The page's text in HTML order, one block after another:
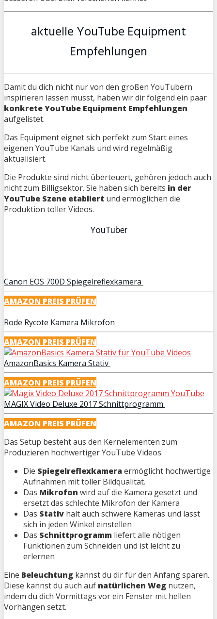
aktuelle YouTube Equipment
Empfehlungen
Damit du dich nicht nur von den großen YouTubern
inspirieren lassen musst, haben wir dir folgend ein paar
konkrete YouTube Equipment Empfehlungen
aufgelistet.
Das Equipment eignet sich perfekt zum Start eines
eigenen YouTube Kanals und wird regelmäßig
aktualisiert.
Die Produkte sind nicht überteuert, gehören jedoch auch
nicht zum Billigsektor. Sie haben sich bereits in der
YouTube Szene etabliert und ermöglichen die
Produktion toller Videos.
YouTuber
Canon EOS 700D Spiegelreflexkamera
AMAZON PREIS PRÜFEN
Rode Rycote Kamera Mikrofon
AMAZON PREIS PRÜFEN
AmazonBasics Kamera Stativ
AMAZON PREIS PRÜFEN
MAGIX Video Deluxe 2017 Schnittprogramm
AMAZON PREIS PRÜFEN
Das Setup besteht aus den Kernelementen zum
Produzieren hochwertiger YouTube Videos.
Die Spiegelreflexkamera ermöglicht hochwertige
Aufnahmen mit toller Bildqualität.
Das Mikrofon wird auf die Kamera gesetzt und
ersetzt das schlechte Mikrofon der Kamera
Das Stativ hält auch schwere Kameras und lässt
sich in jeden Winkel einstellen
Das Schnittprogramm liefert alle nötigen
Funktionen zum Schneiden und ist leicht zu
erlernen
Eine Beleuchtung kannst du dir für den Anfang sparen.
Diese kannst du auch auf natürlichen Weg nutzen,
indem du dich Vormittags vor ein Fenster mit hellen
Vorhängen setzt.